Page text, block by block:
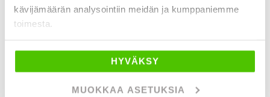
kävijämäärän analysointiin meidän ja kumppaniemme
toimesta.
HYVÄKSY
MUOKKAA ASETUKSIA